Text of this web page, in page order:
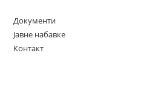
Документи
Јавне набавке
Контакт